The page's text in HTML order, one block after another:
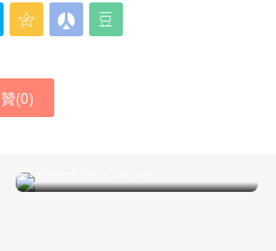
  
贊(0)BV女包新品香港專櫃代購入
口 黑色羊皮革編織迷你